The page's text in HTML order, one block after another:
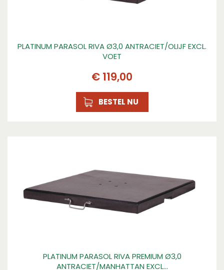
PLATINUM PARASOL RIVA Ø3,0 ANTRACIET/OLIJF EXCL.
VOET
€ 119,00
BESTEL NU
PLATINUM PARASOL RIVA PREMIUM Ø3,0
ANTRACIET/MANHATTAN EXCL…